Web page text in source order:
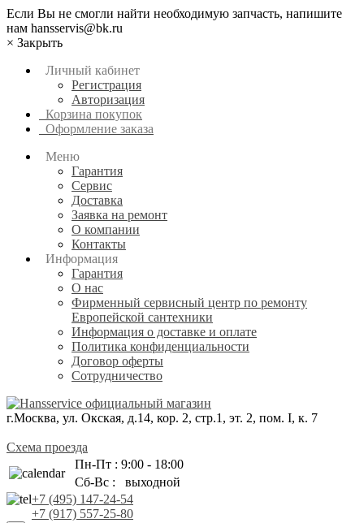
Если Вы не смогли найти необходимую запчасть, напишите
нам hansservis@bk.ru
× Закрыть
Личный кабинет
Регистрация
Авторизация
Корзина покупок
Оформление заказа
Меню
Гарантия
Сервис
Доставка
Заявка на ремонт
О компании
Контакты
Информация
Гарантия
О нас
Фирменный сервисный центр по ремонту
Европейской сантехники
Информация о доставке и оплате
Политика конфиденциальности
Договор оферты
Сотрудничество
г.Москва, ул. Окская, д.14, кор. 2, стр.1, эт. 2, пом. I, к. 7
Схема проезда
Пн-Пт : 9:00 - 18:00
Сб-Вс : выходной
+7 (495) 147-24-54
+7 (917) 557-25-80